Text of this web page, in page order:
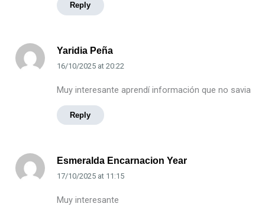
Reply
Yaridia Peña
16/10/2025at 20:22
Muy interesante aprendí información que no savia
Reply
Esmeralda Encarnacion Year
17/10/2025at 11:15
Muy interesante